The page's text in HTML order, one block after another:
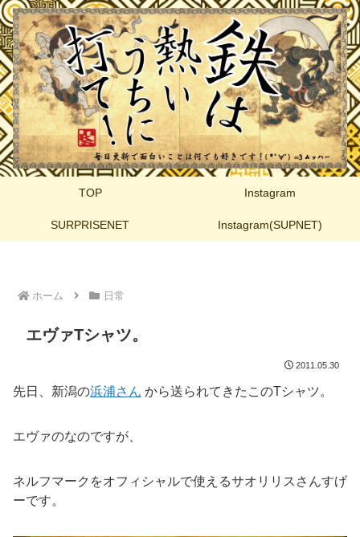
TOP Instagram
SURPRISENET Instagram(SUPNET)
ホーム 日常
エヴァTシャツ。
2011.05.30
先日、新潟の浜浦さん から送られてきたこのTシャツ。
エヴァのなのですが、
ネルフマークをオフィシャルで使えるサオリリスさんすげ
ーです。